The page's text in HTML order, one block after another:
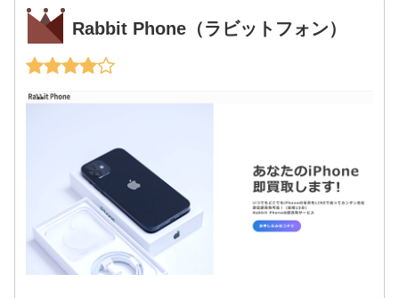
Rabbit Phone（ラビットフォン）